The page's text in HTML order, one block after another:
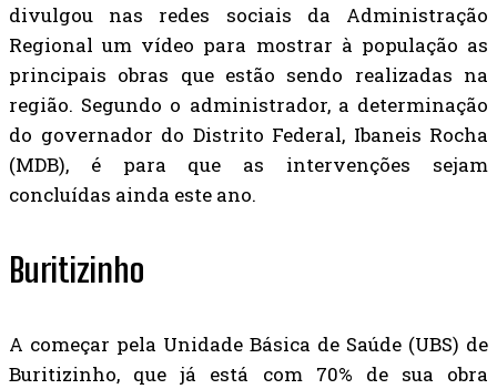
divulgou nas redes sociais da Administração
Regional um vídeo para mostrar à população as
principais obras que estão sendo realizadas na
região. Segundo o administrador, a determinação
do governador do Distrito Federal, Ibaneis Rocha
(MDB), é para que as intervenções sejam
concluídas ainda este ano.
Buritizinho
A começar pela Unidade Básica de Saúde (UBS) de
Buritizinho, que já está com 70% de sua obra